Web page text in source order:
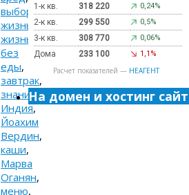
выбор ,
жизнь ,
жизнь
без
еды,
завтрак,
знания,
Индия,
Йоахим
Вердин,
каши,
Марва
Оганян,
меню,
1-к кв. 318 220 0,24%
2-к кв. 299 550 0,5%
3-к кв. 308 770 0,06%
Дома 233 100 1,1%
Расчет показателей — НЕАГЕНТ
На домен и хостинг